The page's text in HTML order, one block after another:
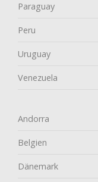
Paraguay
Peru
Uruguay
Venezuela
Andorra
Belgien
Dänemark